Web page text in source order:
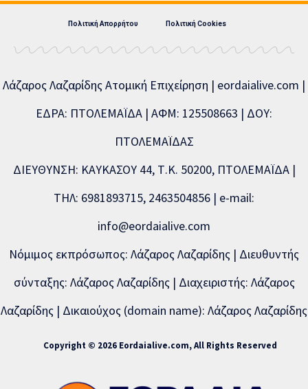
Πολιτική Απορρήτου Πολιτική Cookies
Λάζαρος Λαζαρίδης Ατομική Επιχείρηση | eordaialive.com |
ΕΔΡΑ: ΠΤΟΛΕΜΑΪΔΑ | ΑΦΜ: 125508663 | ΔΟΥ:
ΠΤΟΛΕΜΑΪΔΑΣ
ΔΙΕΥΘΥΝΣΗ: ΚΑΥΚΑΣΟΥ 44, Τ.Κ. 50200, ΠΤΟΛΕΜΑΪΔΑ |
ΤΗΛ: 6981893715, 2463504856 | e-mail:
info@eordaialive.com
Νόμιμος εκπρόσωπος: Λάζαρος Λαζαρίδης | Διευθυντής
σύνταξης: Λάζαρος Λαζαρίδης | Διαχειριστής: Λάζαρος
Λαζαρίδης | Δικαιούχος (domain name): Λάζαρος Λαζαρίδης
Copyright © 2026 Eordaialive.com, All Rights Reserved